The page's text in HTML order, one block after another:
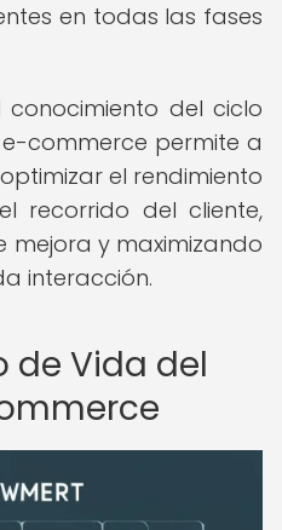
en todas las fases
conocimiento del ciclo
commerce permite a
el rendimiento
recorrido del cliente,
y maximizando
interacción.
de Vida del